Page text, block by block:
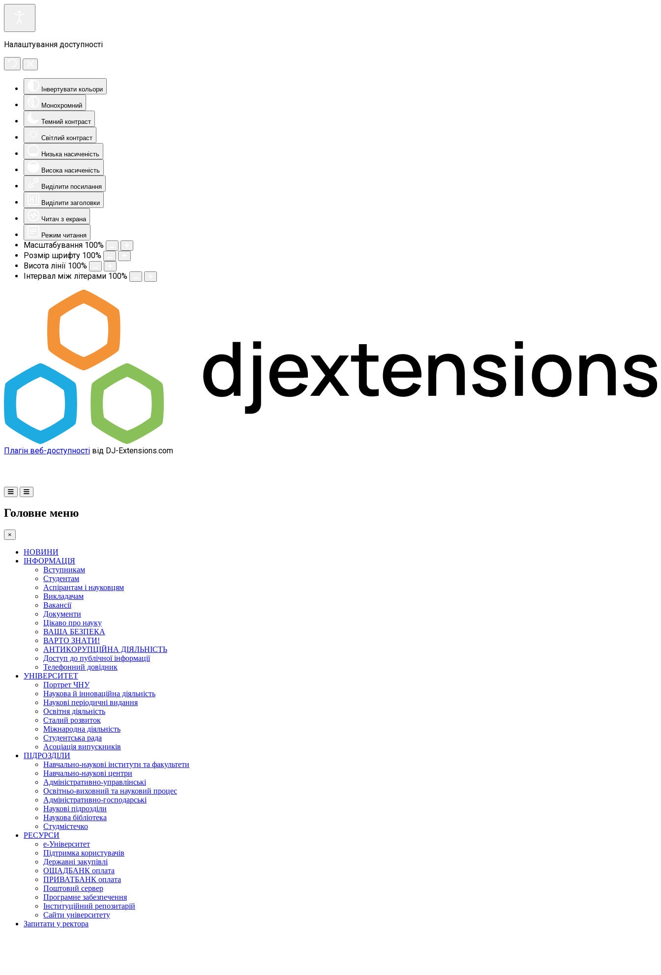
Налаштування доступності
Інвертувати кольори
Монохромний
Темний контраст
Світлий контраст
Низька насиченість
Висока насиченість
Виділити посилання
Виділити заголовки
Читач з екрана
Режим читання
Масштабування 100%
Розмір шрифту 100%
Висота лінії 100%
Інтервал між літерами 100%
Плагін веб-доступності від DJ-Extensions.com
Головне меню
×
НОВИНИ
ІНФОРМАЦІЯ
Вступникам
Студентам
Аспірантам і науковцям
Викладачам
Вакансії
Документи
Цікаво про науку
ВАША БЕЗПЕКА
ВАРТО ЗНАТИ!
АНТИКОРУПЦІЙНА ДІЯЛЬНІСТЬ
Доступ до публічної інформації
Телефонний довідник
УНІВЕРСИТЕТ
Портрет ЧНУ
Наукова й інноваційна діяльність
Наукові періодичні видання
Освітня діяльність
Сталий розвиток
Міжнародна діяльність
Студентська рада
Асоціація випускників
ПІДРОЗДІЛИ
Навчально-наукові інститути та факультети
Навчально-наукові центри
Адміністративно-управлінські
Освітньо-виховний та науковий процес
Адміністративно-господарські
Наукові підрозділи
Наукова бібліотека
Студмістечко
РЕСУРСИ
е-Університет
Підтримка користувачів
Державні закупівлі
ОЩАДБАНК оплата
ПРИВАТБАНК оплата
Поштовий сервер
Програмне забезпечення
Інституційний репозитарій
Сайти університету
Запитати у ректора